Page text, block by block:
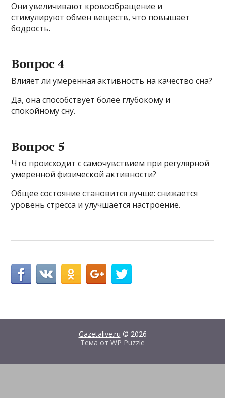
Они увеличивают кровообращение и
стимулируют обмен веществ, что повышает
бодрость.
Вопрос 4
Влияет ли умеренная активность на качество сна?
Да, она способствует более глубокому и
спокойному сну.
Вопрос 5
Что происходит с самочувствием при регулярной
умеренной физической активности?
Общее состояние становится лучше: снижается
уровень стресса и улучшается настроение.
Gazetalive.ru © 2026
Тема от WP Puzzle